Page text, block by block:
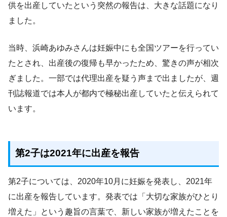
供を出産していたという突然の報告は、大きな話題になり
ました。
当時、浜崎あゆみさんは妊娠中にも全国ツアーを行ってい
たとされ、出産後の復帰も早かったため、驚きの声が相次
ぎました。一部では代理出産を疑う声まで出ましたが、週
刊誌報道では本人が都内で極秘出産していたと伝えられて
います。
第2子は2021年に出産を報告
第2子については、2020年10月に妊娠を発表し、2021年
に出産を報告しています。発表では「大切な家族がひとり
増えた」という趣旨の言葉で、新しい家族が増えたことを